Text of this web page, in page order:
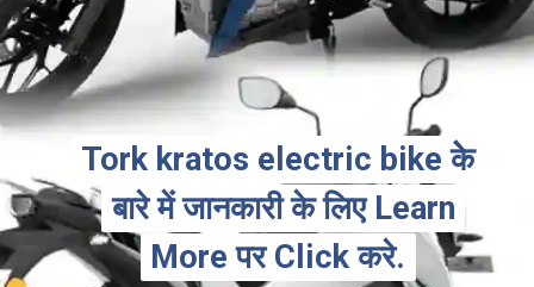
Tork kratos electric bike केे
बारे में जानकारी के लिए Learn
More पर Click करे.
Tork kratos electric bike केे
बारे में जानकारी के लिए Learn
More पर Click करे.